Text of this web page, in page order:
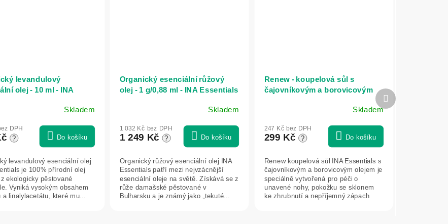
levandulový
olej - 10 ml - INA
Skladem
DPH
? Do košíku
levandulový esenciální olej
je 100% přírodní olej
ekologicky pěstované
Vyniká vysokým obsahem
a linalylacetátu, které mu...
Organický esenciální růžový
olej - 1 g/0,88 ml - INA Essentials
Skladem
1 032 Kč bez DPH
1 249 Kč ? Do košíku
Organický růžový esenciální olej INA
Essentials patří mezi nejvzácnější
esenciální oleje na světě. Získává se z
růže damašské pěstované v
Bulharsku a je známý jako „tekuté...
Renew - koupelová sůl s
čajovníkovým a borovicovým
olejem - unavené nohy a péče o
pokožku - 330 g - INA Essentials
Skladem
247 Kč bez DPH
299 Kč ? Do košíku
Renew koupelová sůl INA Essentials s
čajovníkovým a borovicovým olejem je
speciálně vytvořená pro péči o
unavené nohy, pokožku se sklonem
ke zhrubnutí a nepříjemný zápach
Další
produkt